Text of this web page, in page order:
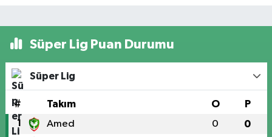
Süper Lig Puan Durumu
Süper Lig
# Takım O P
1 Amed 0 0